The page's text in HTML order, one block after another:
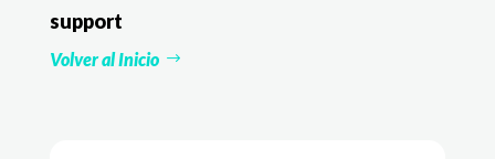
support
Volver al Inicio